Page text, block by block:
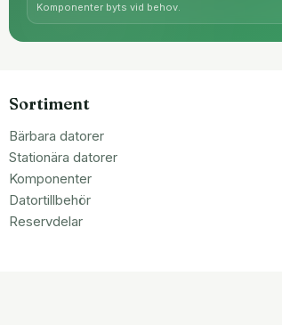
Komponenter byts vid behov.
Sortiment
Bärbara datorer
Stationära datorer
Komponenter
Datortillbehör
Reservdelar